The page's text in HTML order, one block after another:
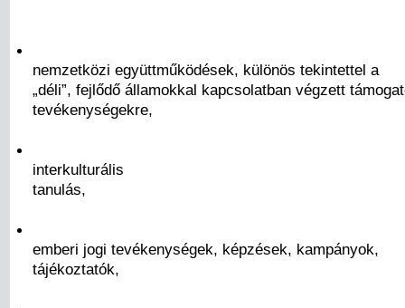
nemzetközi együttműködések, különös tekintettel a
„déli”, fejlődő államokkal kapcsolatban végzett
tevékenységekre,
interkulturális
tanulás,
emberi jogi tevékenységek, képzések, kampányok,
tájékoztatók,